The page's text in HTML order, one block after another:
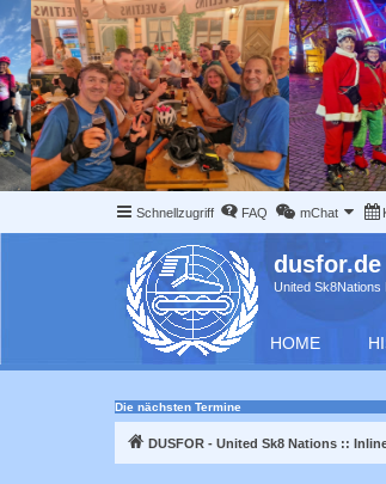
Schnellzugriff FAQ mChat
dusfor.de
United
HOME
Die nächsten Termine
DUSFOR - United Sk8 Nations ::